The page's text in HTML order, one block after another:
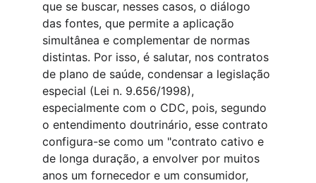
que se buscar, nesses casos, o diálogo
das fontes, que permite a aplicação
simultânea e complementar de normas
distintas. Por isso, é salutar, nos contratos
de plano de saúde, condensar a legislação
especial (Lei n. 9.656/1998),
especialmente com o CDC, pois, segundo
o entendimento doutrinário, esse contrato
configura-se como um "contrato cativo e
de longa duração, a envolver por muitos
anos um fornecedor e um consumidor,